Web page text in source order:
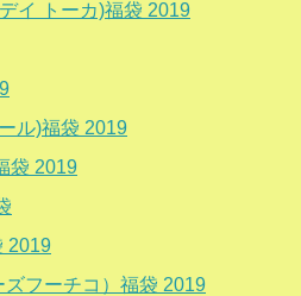
イ トーカ)福袋 2019
ル)福袋 2019
袋 2019
2019
フーチコ）福袋 2019